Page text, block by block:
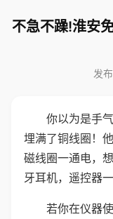
不急不躁!淮安
发
你以为是手
埋满了铜线圈！
磁线圈一通电，
牙耳机，遥控器
若你在仪器